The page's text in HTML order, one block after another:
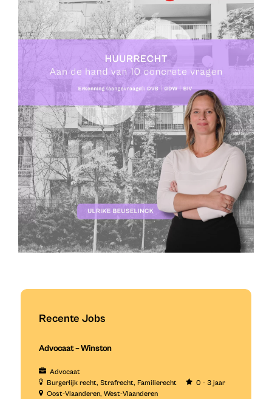
Recente Jobs
Advocaat – Winston
Advocaat
Burgerlijk recht Strafrecht Familierecht
0 - 3 jaar
Oost-Vlaanderen West-Vlaanderen